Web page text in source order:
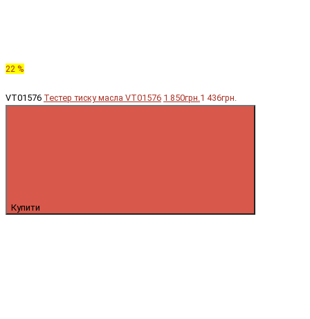
22 %
VT01576 Тестер тиску масла VT01576 1 850грн.1 436грн.
Купити